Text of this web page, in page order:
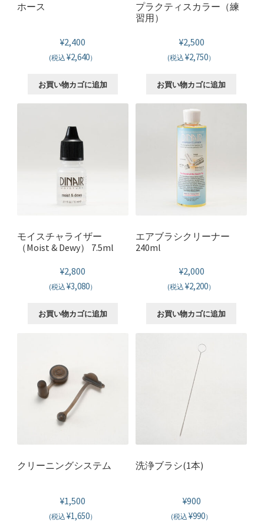
ホース
¥2,400
(税込 ¥2,640）
お買い物カゴに追加
プラクティスカラー（練
習用）
¥2,500
(税込¥2,750）
お買い物カゴに追加
モイスチャライザー
（Moist & Dewy） 7.5ml
¥2,800
(税込 ¥3,080）
お買い物カゴに追加
エアブラシクリーナー
240ml
¥2,000
(税込¥2,200）
お買い物カゴに追加
クリーニングシステム
¥1,500
(税込 ¥1,650）
洗浄ブラシ(1本)
¥900
(税込 ¥990）